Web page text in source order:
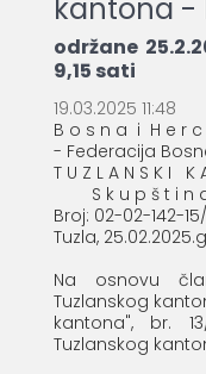
kantona -
održane
9,15 sati
19.03.2025 11:48
B o s n a i H e r
- Federacija
T U Z L A N S K I K
S k u p š t i n
Broj: 02-02-142-
Tuzla,
Na osnovu
Tuzlanskog
kantona", br.
Tuzlanskog